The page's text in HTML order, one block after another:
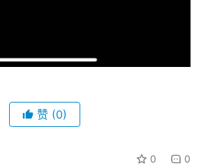
赞 (0)
0 0